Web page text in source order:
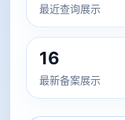
最近查询展示
16
最新备案展示